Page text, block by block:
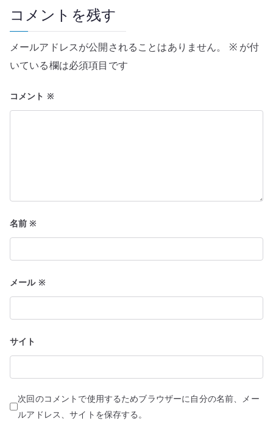
ー
シ
ョ
ン
コメントを残す
メールアドレスが公開されることはありません。 ※が付
いている欄は必須項目です
コメント ※
名前※
メール ※
サイト
次回のコメントで使用するためブラウザーに自分の名前、メー
ルアドレス、サイトを保存する。